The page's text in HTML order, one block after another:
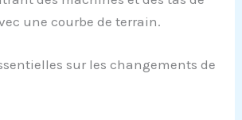
une courbe de terrain.
sur les changements de